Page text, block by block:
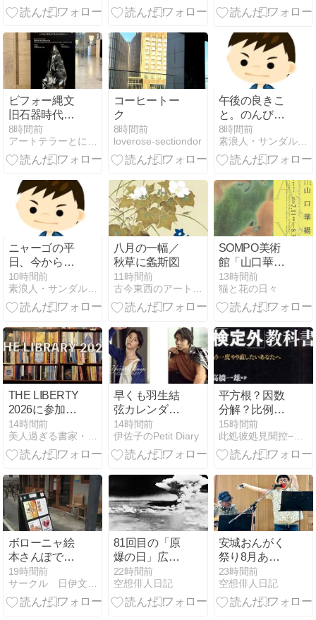
ビフォー縄文
旧石器時代発
見80周年
8時間前
アートテラーとに〜のここにしかない美術室
コーヒートー
ク
8時間前
loverose-sectiondor
午後の良きこ
と。のんびり
できた。
8時間前
素浪人・サンダルニャーゴの日々。
ニャーゴの平
日、今から風
呂掃除。きれ
いに磨くので
ある。
10時間前
素浪人・サンダルニャーゴの日々。
八月の一幅／
秋草に螽斯図
11時間前
古今東西のアートのお話しをしよう
SOMPO美術
館「山口華楊
展」
13時間前
猫と花の日々
THE LIBERTY
2026に参加し
てます！！
14時間前
美人過ぎる書家・竹翠の愛の制作日記
早くも羽生結
弦カレンダー
が…ハゴロモ
も
14時間前
伊佐子のPetit Diary
平方根？因数
分解？比例反
比例？…とい
うこと
15時間前
此処彼処見聞控−ここかしこみききのひかえ
ボローニャ絵
本さんぽでミ
ニ展示会が開
催されている
Cafe Aricaで
19時間前
サークル 日伊文化交流会
81回目の「原
爆の日」広
島・平和祈念
式典
22時間前
空想俳人日記
安城おんがく
祭り8月あり
がとうござい
ました
23時間前
空想俳人日記